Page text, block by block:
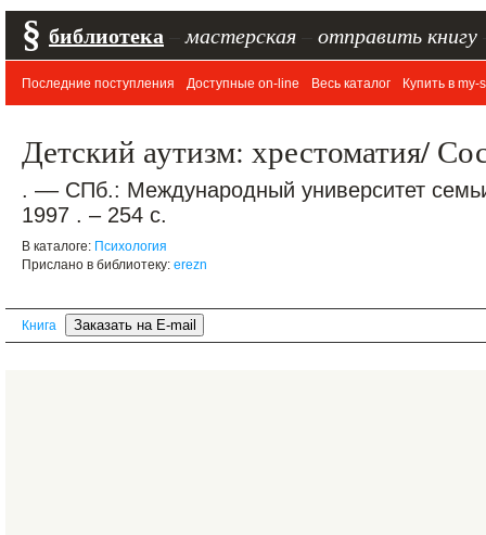
§ библиотека мастерская отправить книгу
Последние поступления Доступные on-line Весь каталог Купить в my-
Детский аутизм: хрестоматия/
. –– СПб.: Международный университет
1997 . – 254 с.
В каталоге: Психология
Прислано в библиотеку: erezn
Книга